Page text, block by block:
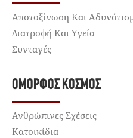
Αποτοξίνωση Και
Διατροφή Και Υγεία
Συνταγές
ΌΜΟΡΦΟΣ ΚΌΣΜΟΣ
Ανθρώπινες Σχέσεις
Κατοικίδια